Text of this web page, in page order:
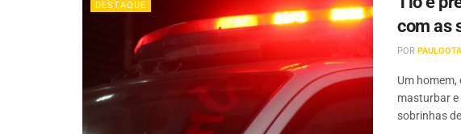
DESTAQUE
com as
POR
Um
masturbar
sobrinhas